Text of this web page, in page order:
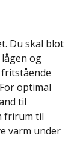
Du skal blot
og
optimal
til
frirum til
varm under